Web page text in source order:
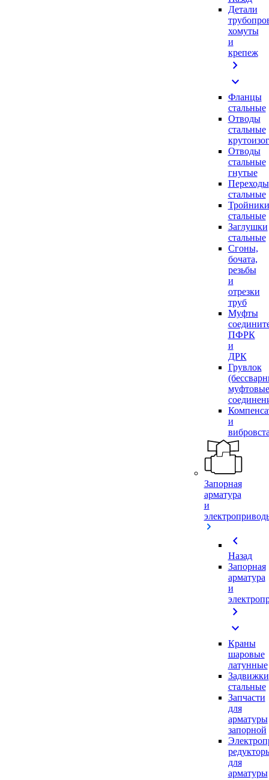
Детали
хомуты
и
крепеж
chevron_right
expand_more
Фланцы
стальные
Отводы
стальные
Отводы
стальные
гнутые
Переходы
стальные
Тройники
стальные
Заглушки
стальные
Сгоны,
бочата,
резьбы
и
отрезки
труб
Муфты
ПФРК
и
ДРК
Грувлок
муфтовые
и
Запорная
арматура
и
chevron_left
Назад
Запорная
арматура
и
chevron_right
expand_more
Краны
шаровые
латунные
Задвижки
стальные
Запчасти
для
арматуры
запорной
для
арматуры